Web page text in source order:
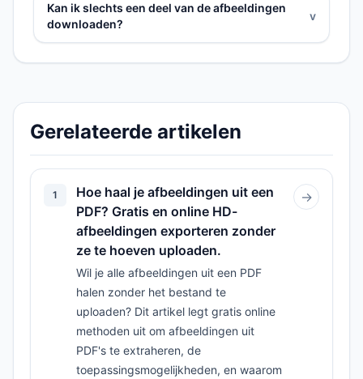
Kan ik slechts een deel van de afbeeldingen
downloaden?
v
Gerelateerde artikelen
1
Hoe haal je afbeeldingen uit een
PDF? Gratis en online HD-
afbeeldingen exporteren zonder
ze te hoeven uploaden.
Wil je alle afbeeldingen uit een PDF
halen zonder het bestand te
uploaden? Dit artikel legt gratis online
methoden uit om afbeeldingen uit
PDF's te extraheren, de
toepassingsmogelijkheden, en waarom
→